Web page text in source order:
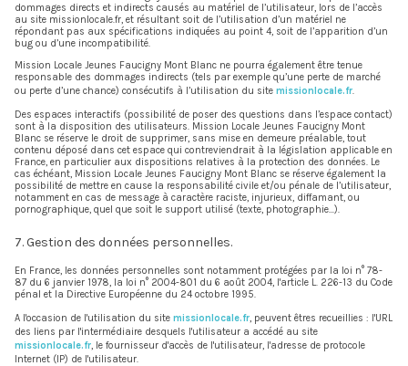
dommages directs et indirects causés au matériel de l’utilisateur, lors de l’accès
au site missionlocale.fr, et résultant soit de l’utilisation d’un matériel ne
répondant pas aux spécifications indiquées au point 4, soit de l’apparition d’un
bug ou d’une incompatibilité.
Mission Locale Jeunes Faucigny Mont Blanc ne pourra également être tenue
responsable des dommages indirects (tels par exemple qu’une perte de marché
ou perte d’une chance) consécutifs à l’utilisation du site missionlocale.fr.
Des espaces interactifs (possibilité de poser des questions dans l’espace contact)
sont à la disposition des utilisateurs. Mission Locale Jeunes Faucigny Mont
Blanc se réserve le droit de supprimer, sans mise en demeure préalable, tout
contenu déposé dans cet espace qui contreviendrait à la législation applicable en
France, en particulier aux dispositions relatives à la protection des données. Le
cas échéant, Mission Locale Jeunes Faucigny Mont Blanc se réserve également la
possibilité de mettre en cause la responsabilité civile et/ou pénale de l’utilisateur,
notamment en cas de message à caractère raciste, injurieux, diffamant, ou
pornographique, quel que soit le support utilisé (texte, photographie…).
7. Gestion des données personnelles.
En France, les données personnelles sont notamment protégées par la loi n° 78-
87 du 6 janvier 1978, la loi n° 2004-801 du 6 août 2004, l'article L. 226-13 du Code
pénal et la Directive Européenne du 24 octobre 1995.
A l'occasion de l'utilisation du site missionlocale.fr, peuvent êtres recueillies : l'URL
des liens par l'intermédiaire desquels l'utilisateur a accédé au site
missionlocale.fr, le fournisseur d'accès de l'utilisateur, l'adresse de protocole
Internet (IP) de l'utilisateur.